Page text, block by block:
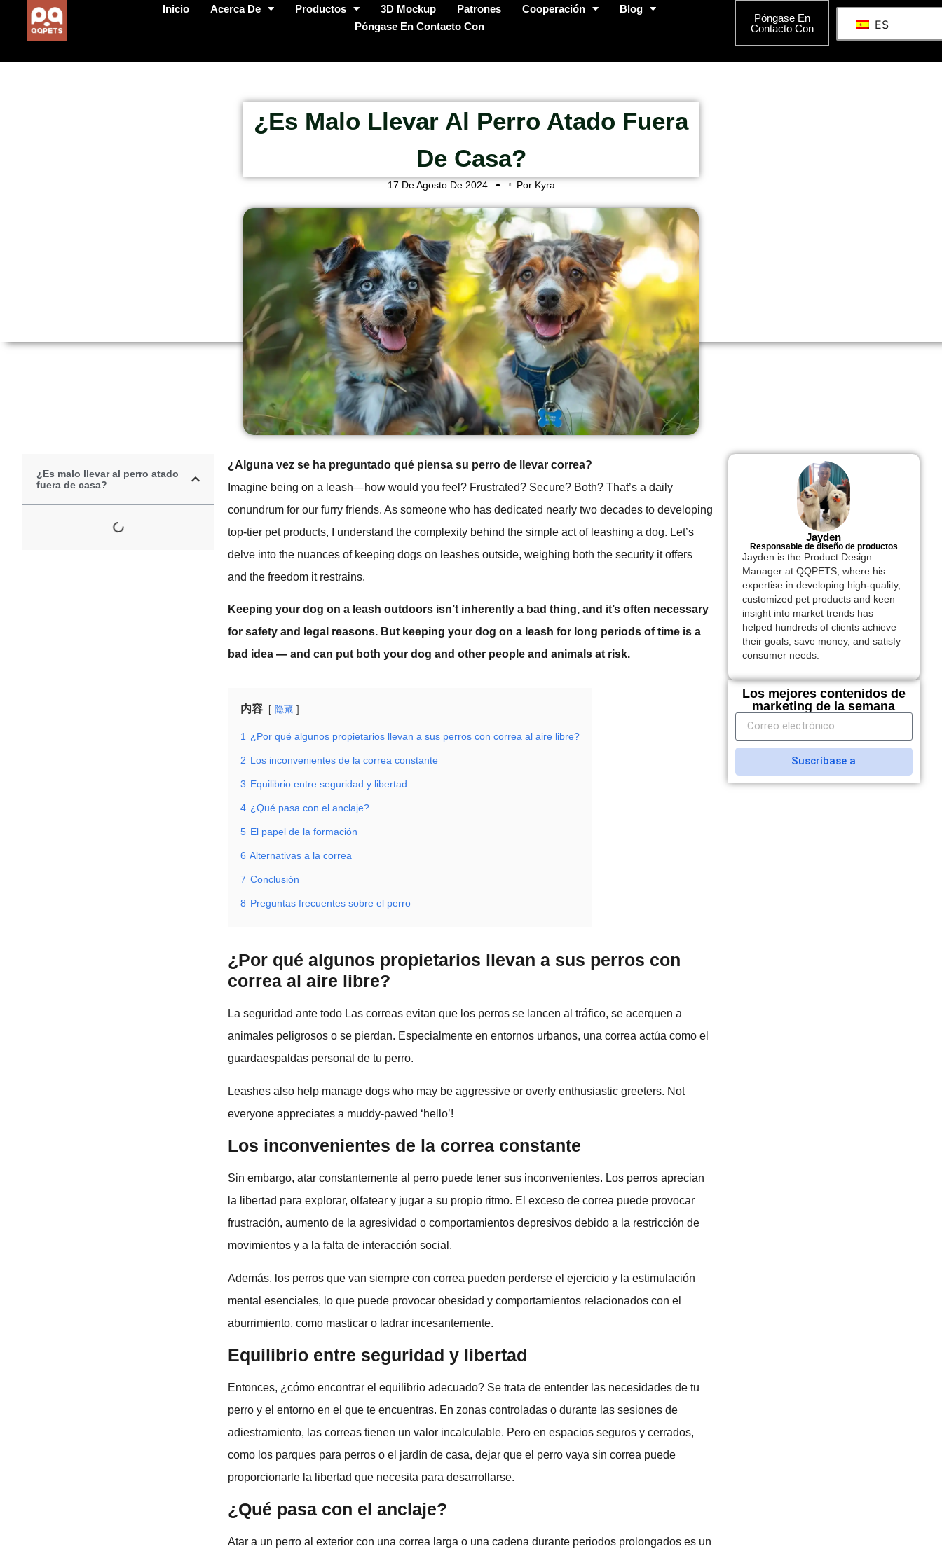
Inicio Acerca De Productos 3D Mockup Patrones Cooperación
Blog
Póngase En Contacto Con
Póngase En
Contacto Con
ES
¿Es Malo Llevar Al Perro Atado Fuera
De Casa?
17 De Agosto De 2024 Por Kyra
¿Es malo llevar al perro atado
fuera de casa?
¿Alguna vez se ha preguntado qué piensa su perro de llevar correa?
Imagine being on a leash—how would you feel? Frustrated? Secure? Both? That’s a daily
conundrum for our furry friends. As someone who has dedicated nearly two decades to developing
top-tier pet products, I understand the complexity behind the simple act of leashing a dog. Let’s
delve into the nuances of keeping dogs on leashes outside, weighing both the security it offers
and the freedom it restrains.
Keeping your dog on a leash outdoors isn’t inherently a bad thing, and it’s often necessary
for safety and legal reasons. But keeping your dog on a leash for long periods of time is a
bad idea — and can put both your dog and other people and animals at risk.
内容 隐藏
1 ¿Por qué algunos propietarios llevan a sus perros con correa al aire libre?
2 Los inconvenientes de la correa constante
3 Equilibrio entre seguridad y libertad
4 ¿Qué pasa con el anclaje?
5 El papel de la formación
6 Alternativas a la correa
7 Conclusión
8 Preguntas frecuentes sobre el perro
¿Por qué algunos propietarios llevan a sus perros con
correa al aire libre?
La seguridad ante todo Las correas evitan que los perros se lancen al tráfico, se acerquen a
animales peligrosos o se pierdan. Especialmente en entornos urbanos, una correa actúa como el
guardaespaldas personal de tu perro.
Leashes also help manage dogs who may be aggressive or overly enthusiastic greeters. Not
everyone appreciates a muddy-pawed ‘hello’!
Los inconvenientes de la correa constante
Sin embargo, atar constantemente al perro puede tener sus inconvenientes. Los perros aprecian
la libertad para explorar, olfatear y jugar a su propio ritmo. El exceso de correa puede provocar
frustración, aumento de la agresividad o comportamientos depresivos debido a la restricción de
movimientos y a la falta de interacción social.
Además, los perros que van siempre con correa pueden perderse el ejercicio y la estimulación
mental esenciales, lo que puede provocar obesidad y comportamientos relacionados con el
aburrimiento, como masticar o ladrar incesantemente.
Equilibrio entre seguridad y libertad
Entonces, ¿cómo encontrar el equilibrio adecuado? Se trata de entender las necesidades de tu
perro y el entorno en el que te encuentras. En zonas controladas o durante las sesiones de
adiestramiento, las correas tienen un valor incalculable. Pero en espacios seguros y cerrados,
como los parques para perros o el jardín de casa, dejar que el perro vaya sin correa puede
proporcionarle la libertad que necesita para desarrollarse.
¿Qué pasa con el anclaje?
Atar a un perro al exterior con una correa larga o una cadena durante periodos prolongados es un
Jayden
Responsable de diseño de productos
Jayden is the Product Design
Manager at QQPETS, where his
expertise in developing high-quality,
customized pet products and keen
insight into market trends has
helped hundreds of clients achieve
their goals, save money, and satisfy
consumer needs.
Los mejores contenidos de
marketing de la semana
Suscríbase a